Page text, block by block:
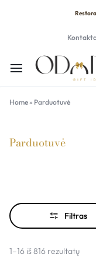
Home» Parduotuvė
Parduotuvė
Filtras
1–16 iš 816 rezultatų